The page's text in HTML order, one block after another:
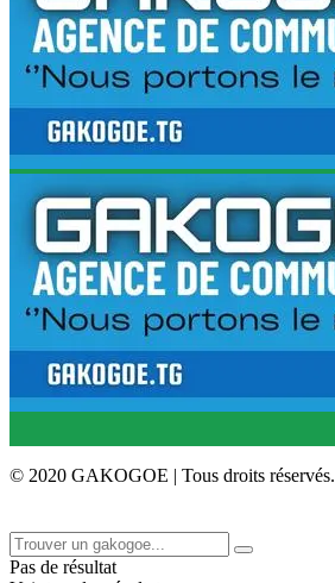
© 2020 GAKOGOE | Tous droits réservés.
Pas de résultat